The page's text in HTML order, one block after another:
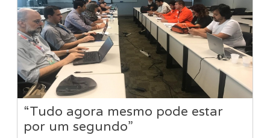
“Tudo agora mesmo pode estar
por um segundo”